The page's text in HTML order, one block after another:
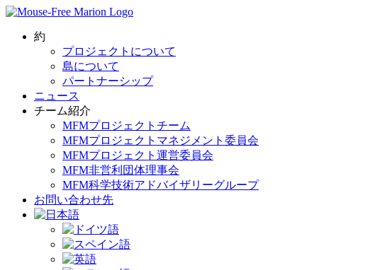
Skip
content約
プロジェクトについて
島について
パートナーシップ
ニュース
チーム紹介
MFMプロジェクトチーム
MFMプロジェクトマネジメント委員会
MFMプロジェクト運営委員会
MFM非営利団体理事会
MFM科学技術アドバイザリーグループ
お問い合わせ先